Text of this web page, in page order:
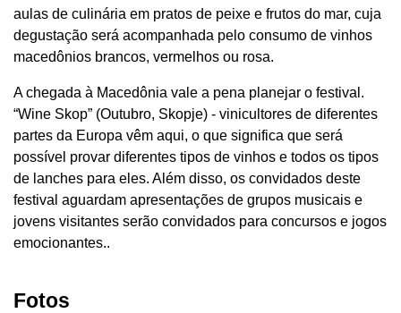
aulas de culinária em pratos de peixe e frutos do mar, cuja
degustação será acompanhada pelo consumo de vinhos
macedônios brancos, vermelhos ou rosa.
A chegada à Macedônia vale a pena planejar o festival.
“Wine Skop” (Outubro, Skopje) - vinicultores de diferentes
partes da Europa vêm aqui, o que significa que será
possível provar diferentes tipos de vinhos e todos os tipos
de lanches para eles. Além disso, os convidados deste
festival aguardam apresentações de grupos musicais e
jovens visitantes serão convidados para concursos e jogos
emocionantes..
Fotos